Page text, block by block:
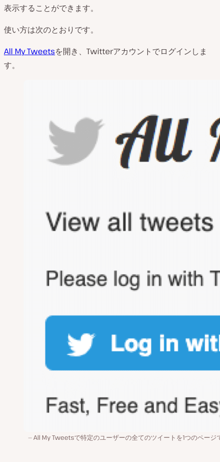
表示することができます。
使い方は次のとおりです。
All My Tweetsを開き、Twitterアカウントでログインしま
す。
All My Tweetsで特定のユーザーの全てのツイートを1つのページ